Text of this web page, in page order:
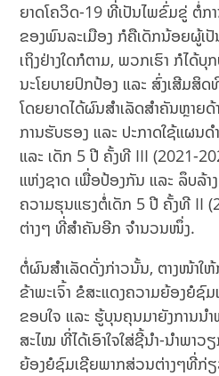
ຍາດໂຄວິດ-19 ທີ່ເປັນໄພຂົ່ມຂູ່ ຕໍ່ກ
ຂອງພົນລະເມືອງ ກໍຄືເດັກນ້ອຍຜູ້ເປັ
ເຖິງຢ່າງໃດກໍຕາມ, ພວກເຮົາ ກໍໄດ້
ນະໂຍບາຍປົກປ້ອງ ແລະ ສົ່ງເສີມສິດ
ໂດຍຍາດໄດ້ຜົນສໍາເລັດສໍາຄັນຫຼາຍ
ການຮັບຮອງ ແລະ ປະກາດໃຊ້ແຜນດ
ແລະ ເດັກ 5 ປີ ຄັ້ງທີ III (2021-
ແຫ່ງຊາດ ເພື່ອປ້ອງກັນ ແລະ ລຶບລ້າ
ຄວາມຮຸນແຮງຕໍ່ເດັກ 5 ປີ ຄັ້ງທີ II
ຕ່າງໆ ທີ່ສໍາຄັນອີກ ຈໍານວນໜຶ່ງ.
ຕໍ່ຜົນສໍາເລັດດັ່ງກ່າວນັ້ນ, ຕາງໜ້າໃ
ຂ້າພະເຈົ້າ ຂໍສະແດງຄວາມຍ້ອງຍໍຊົ
ຂອບໃຈ ແລະ ຮູ້ບຸນຄຸນມາຍັງການນ
ສະໄໝ ທີ່ໄດ້ເອົາໃຈໃສ່ຊີ້ນຳ-ນຳພາວ
ຍ້ອງຍໍຊົມເຊີຍພາກສ່ວນຕ່າງໆທີ່ກ່ຽ